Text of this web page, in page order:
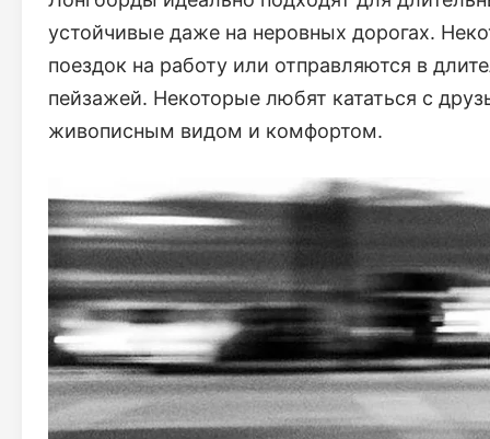
устойчивые даже на неровных дорогах.
поездок на работу или отправляются в
пейзажей. Некоторые любят кататься с
живописным видом и комфортом.